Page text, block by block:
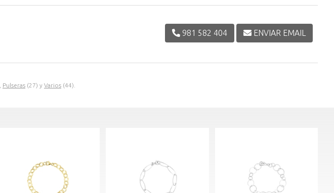
Pulseras (27) y Varios (44).
981 582 404 ENVIAR EMAIL